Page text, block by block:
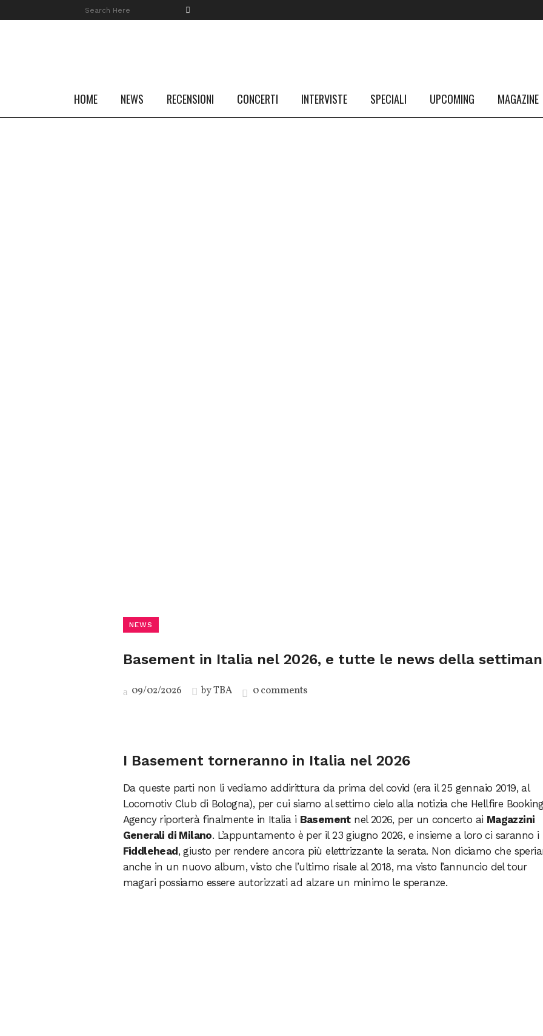
HOME NEWS RECENSIONI CONCERTI INTERVISTE SPECIALI UPCOMING MAGAZINE
NEWS
Basement in Italia nel 2026, e tutte le news della
09/02/2026 byTBA 0 comments
I Basement torneranno in Italia nel 2026
Da queste parti non li vediamo addirittura da prima del covid (era il 25 gennaio 2019, al
Locomotiv Club di Bologna), per cui siamo al settimo cielo alla notizia che Hellfire
Agency riporterà finalmente in Italia i Basementnel 2026, per un concerto ai Magazzini
Generali di Milano. L’appuntamento è per il 23 giugno 2026, e insieme a loro ci saranno i
Fiddlehead , giusto per rendere ancora più elettrizzante la serata. Non diciamo che
anche in un nuovo album, visto che l’ultimo risale al 2018, ma visto l’annuncio del tour
magari possiamo essere autorizzati ad alzare un minimo le speranze.